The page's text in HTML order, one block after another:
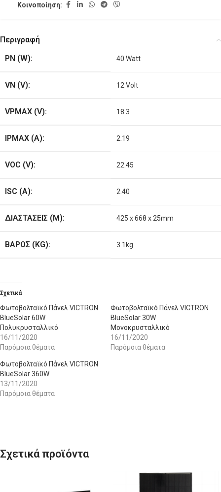
Κοινοποίηση:
Περιγραφή
PN (W):
40 Watt
VN (V): 12 Volt
VPMAX (V): 18.3
IPMAX (A): 2.19
VOC (V): 22.45
ISC (A): 2.40
ΔΙΑΣΤΑΣΕΙΣ (M): 425 x 668 x 25mm
ΒΑΡΟΣ (KG): 3.1kg
Σχετικά
Φωτοβολταϊκό Πάνελ VICTRON
BlueSolar 60W
Πολυκρυσταλλικό
16/11/2020
Παρόμοια θέματα
Φωτοβολταϊκό Πάνελ VICTRON
BlueSolar 30W
Μονοκρυσταλλικό
16/11/2020
Παρόμοια θέματα
Φωτοβολταϊκό Πάνελ VICTRON
BlueSolar 360W
13/11/2020
Παρόμοια θέματα
Σχετικά προϊόντα